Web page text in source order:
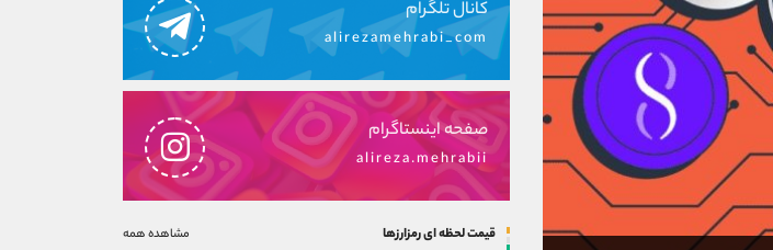
کانال تلگرام
alirezamehrabi_com
صفحه اینستاگرام
alireza.mehrabii
قیمت لحظه ای رمزارزها مشاهده همه